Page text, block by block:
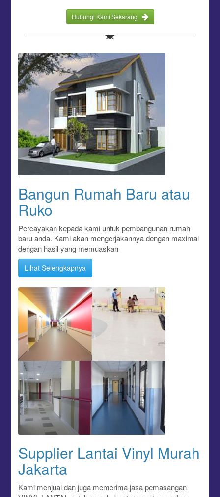
Hubungi Kami Sekarang
Bangun Rumah Baru atau
Ruko
Percayakan kepada kami untuk pembangunan rumah
baru anda. Kami akan mengerjakannya dengan maximal
dengan hasil yang memuaskan
Lihat Selengkapnya
Supplier Lantai Vinyl Murah
Jakarta
Kami menjual dan juga memerima jasa pemasangan